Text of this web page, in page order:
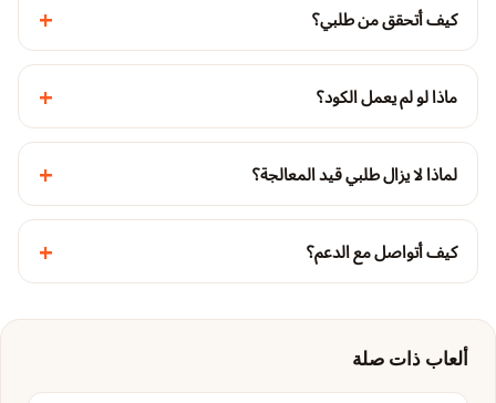
كيف أتحقق من طلبي؟ +
ماذا لو لم يعمل الكود؟ +
لماذا لا يزال طلبي قيد المعالجة؟ +
كيف أتواصل مع الدعم؟ +
ألعاب ذات صلة